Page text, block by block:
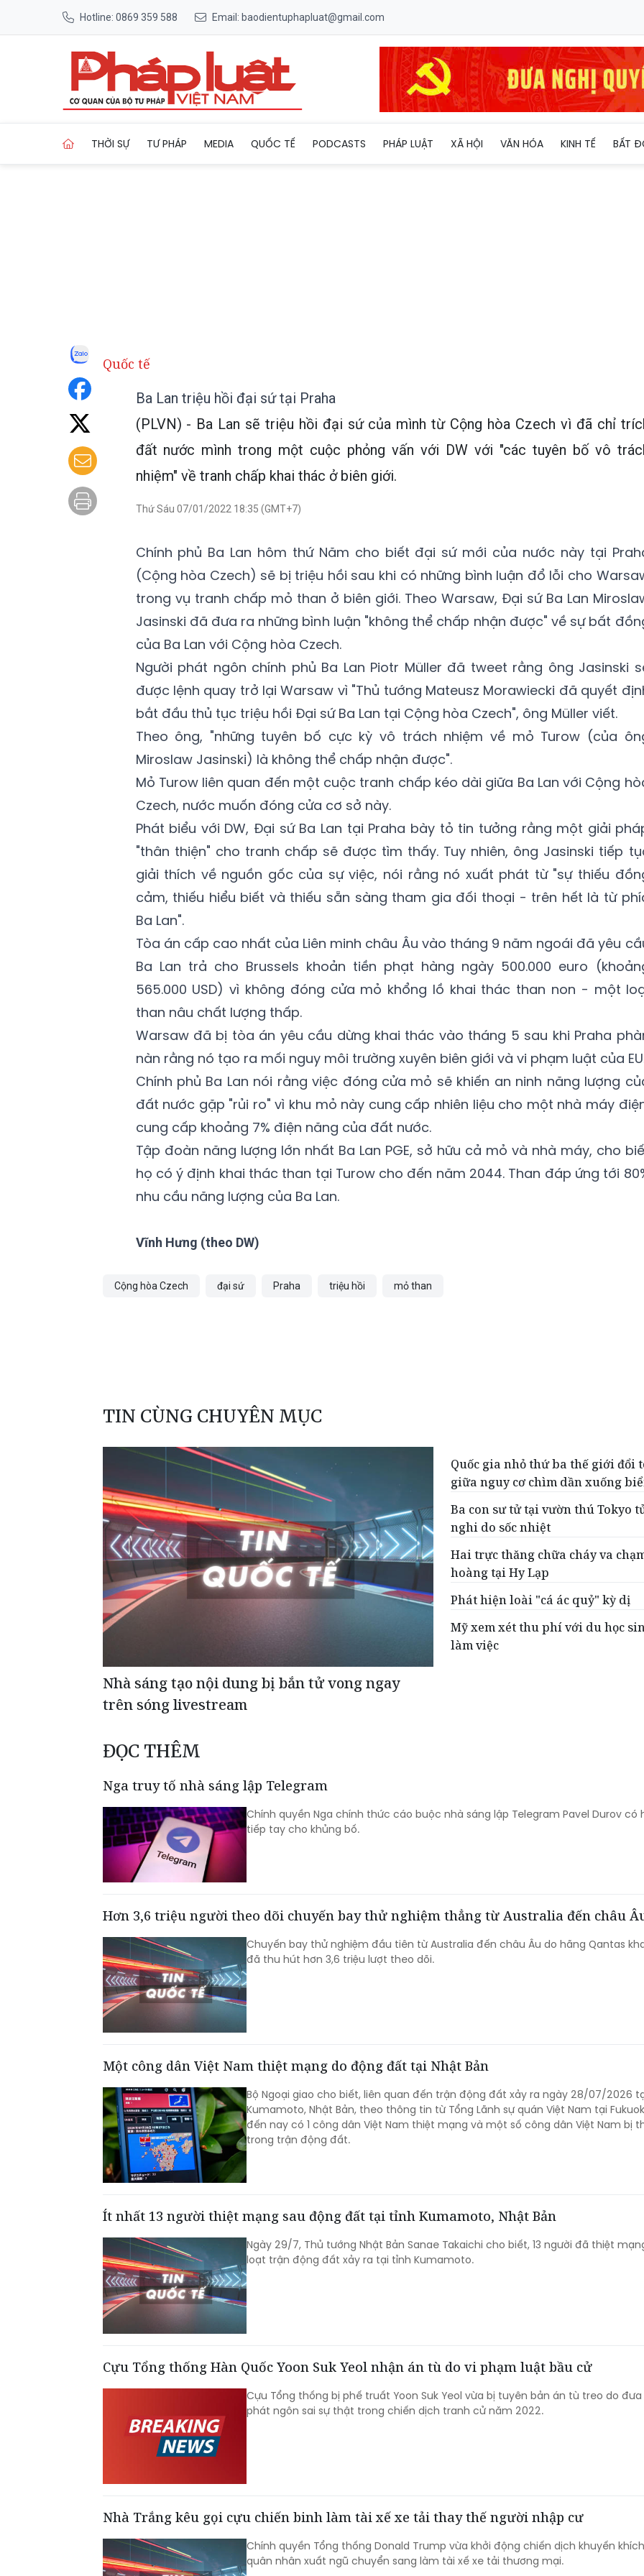
Hotline: 0869 359 588 Email: baodientuphapluat@gmail.com
THỜI SỰ TƯ PHÁP MEDIA QUỐC TẾ PODCASTS PHÁP LUẬT XÃ HỘI VĂN HÓA KINH TẾ BẤT
Quốc tế
Ba Lan triệu hồi đại sứ tại Praha
(PLVN) - Ba Lan sẽ triệu hồi đại sứ của mình từ Cộng hòa Czech vì đã chỉ
đất nước mình trong một cuộc phỏng vấn với DW với "các tuyên bố vô
nhiệm" về tranh chấp khai thác ở biên giới.
Thứ Sáu 07/01/2022 18:35 (GMT+7)
Chính phủ Ba Lan hôm thứ Năm cho biết đại sứ mới của nước này tại
(Cộng hòa Czech) sẽ bị triệu hồi sau khi có những bình luận đổ lỗi cho
trong vụ tranh chấp mỏ than ở biên giới. Theo Warsaw, Đại sứ Ba Lan
Jasinski đã đưa ra những bình luận "không thể chấp nhận được" về sự bất
của Ba Lan với Cộng hòa Czech.
Người phát ngôn chính phủ Ba Lan Piotr Müller đã tweet rằng ông Jasinski
được lệnh quay trở lại Warsaw vì "Thủ tướng Mateusz Morawiecki đã quyết
bắt đầu thủ tục triệu hồi Đại sứ Ba Lan tại Cộng hòa Czech", ông Müller viết.
Theo ông, "những tuyên bố cực kỳ vô trách nhiệm về mỏ Turow (của
Miroslaw Jasinski) là không thể chấp nhận được".
Mỏ Turow liên quan đến một cuộc tranh chấp kéo dài giữa Ba Lan với Cộng
Czech, nước muốn đóng cửa cơ sở này.
Phát biểu với DW, Đại sứ Ba Lan tại Praha bày tỏ tin tưởng rằng một giải
"thân thiện" cho tranh chấp sẽ được tìm thấy. Tuy nhiên, ông Jasinski tiếp
giải thích về nguồn gốc của sự việc, nói rằng nó xuất phát từ "sự thiếu
cảm, thiếu hiểu biết và thiếu sẵn sàng tham gia đối thoại - trên hết là từ
Ba Lan".
Tòa án cấp cao nhất của Liên minh châu Âu vào tháng 9 năm ngoái đã yêu
Ba Lan trả cho Brussels khoản tiền phạt hàng ngày 500.000 euro
565.000 USD) vì không đóng cửa mỏ khổng lồ khai thác than non - một
than nâu chất lượng thấp.
Warsaw đã bị tòa án yêu cầu dừng khai thác vào tháng 5 sau khi Praha
nàn rằng nó tạo ra mối nguy môi trường xuyên biên giới và vi phạm luật của
Chính phủ Ba Lan nói rằng việc đóng cửa mỏ sẽ khiến an ninh năng lượng
đất nước gặp "rủi ro" vì khu mỏ này cung cấp nhiên liệu cho một nhà máy
cung cấp khoảng 7% điện năng của đất nước.
Tập đoàn năng lượng lớn nhất Ba Lan PGE, sở hữu cả mỏ và nhà máy, cho
họ có ý định khai thác than tại Turow cho đến năm 2044. Than đáp ứng tới
nhu cầu năng lượng của Ba Lan.
Vĩnh Hưng (theo DW)
Cộng hòa Czech đại sứ Praha triệu hồi mỏ than
TIN CÙNG CHUYÊN MỤC
Nhà sáng tạo nội dung bị bắn tử vong ngay
trên sóng livestream
Quốc gia nhỏ thứ ba thế giới đổi
giữa nguy cơ chìm dần xuống
Ba con sư tử tại vườn thú Tokyo
nghi do sốc nhiệt
Hai trực thăng chữa cháy va
hoàng tại Hy Lạp
Phát hiện loài "cá ác quỷ" kỳ dị
Mỹ xem xét thu phí với du học
làm việc
ĐỌC THÊM
Nga truy tố nhà sáng lập Telegram
Chính quyền Nga chính thức cáo buộc nhà sáng lập Telegram Pavel Durov có
tiếp tay cho khủng bố.
Hơn 3,6 triệu người theo dõi chuyến bay thử nghiệm thẳng từ Australia đến châu
Chuyến bay thử nghiệm đầu tiên từ Australia đến châu Âu do hãng Qantas
đã thu hút hơn 3,6 triệu lượt theo dõi.
Một công dân Việt Nam thiệt mạng do động đất tại Nhật Bản
Bộ Ngoại giao cho biết, liên quan đến trận động đất xảy ra ngày 28/07/2026
Kumamoto, Nhật Bản, theo thông tin từ Tổng Lãnh sự quán Việt Nam tại
đến nay có 1 công dân Việt Nam thiệt mạng và một số công dân Việt Nam bị
trong trận động đất.
Ít nhất 13 người thiệt mạng sau động đất tại tỉnh Kumamoto, Nhật Bản
Ngày 29/7, Thủ tướng Nhật Bản Sanae Takaichi cho biết, 13 người đã thiệt
loạt trận động đất xảy ra tại tỉnh Kumamoto.
Cựu Tổng thống Hàn Quốc Yoon Suk Yeol nhận án tù do vi phạm luật bầu cử
Cựu Tổng thống bị phế truất Yoon Suk Yeol vừa bị tuyên bản án tù treo do
phát ngôn sai sự thật trong chiến dịch tranh cử năm 2022.
Nhà Trắng kêu gọi cựu chiến binh làm tài xế xe tải thay thế người nhập cư
Chính quyền Tổng thống Donald Trump vừa khởi động chiến dịch khuyến
quân nhân xuất ngũ chuyển sang làm tài xế xe tải thương mại.